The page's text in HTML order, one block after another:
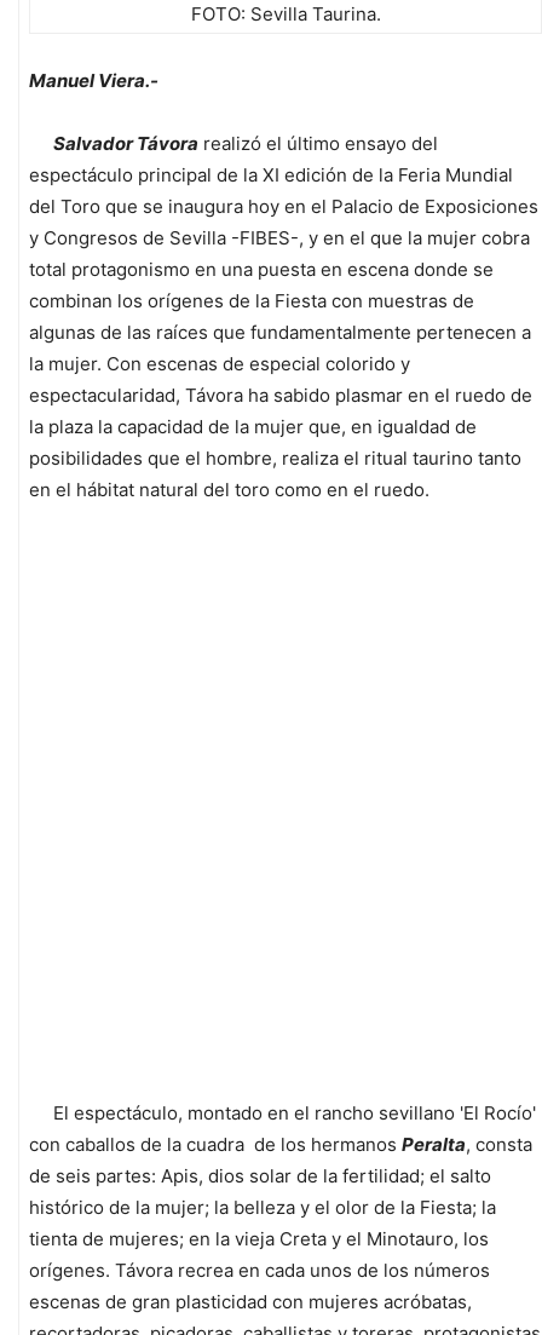
FOTO: Sevilla Taurina.
Manuel Viera.-
Salvador Távora realizó el último ensayo del
espectáculo principal de la XI edición de la Feria Mundial
del Toro que se inaugura hoy en el Palacio de Exposiciones
y Congresos de Sevilla -FIBES-, y en el que la mujer cobra
total protagonismo en una puesta en escena donde se
combinan los orígenes de la Fiesta con muestras de
algunas de las raíces que fundamentalmente pertenecen a
la mujer. Con escenas de especial colorido y
espectacularidad, Távora ha sabido plasmar en el ruedo de
la plaza la capacidad de la mujer que, en igualdad de
posibilidades que el hombre, realiza el ritual taurino tanto
en el hábitat natural del toro como en el ruedo.
El espectáculo, montado en el rancho sevillano 'El Rocío'
con caballos de la cuadra de los hermanos Peralta, consta
de seis partes: Apis, dios solar de la fertilidad; el salto
histórico de la mujer; la belleza y el olor de la Fiesta; la
tienta de mujeres; en la vieja Creta y el Minotauro, los
orígenes. Távora recrea en cada unos de los números
escenas de gran plasticidad con mujeres acróbatas,